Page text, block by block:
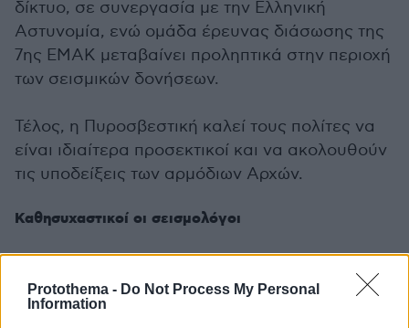
Protothema - Do Not Process My Personal
Information
δίκτυο, σε συνεργασία με την Ελληνική
Αστυνομία, ενώ ομάδα έρευνας διάσωσης της
7ης ΕΜΑΚ μεταβαίνει προληπτικά στην περιοχή
των σεισμικών δονήσεων.
Τέλος, η Πυροσβεστική καλεί τους πολίτες να
είναι ιδιαίτερα προσεκτικοί και να ακολουθούν
τις υποδείξεις των αρμόδιων Αρχών.
Καθησυχαστικοί οι σεισμολόγοι
Καθησυχαστικοί εμφανίζονται οι σεισμολόγοι
Κώστας Παπαζάχος,
Αθανάσιος Γκανάς και